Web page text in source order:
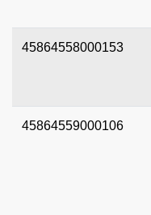
45864558000153
45864559000106